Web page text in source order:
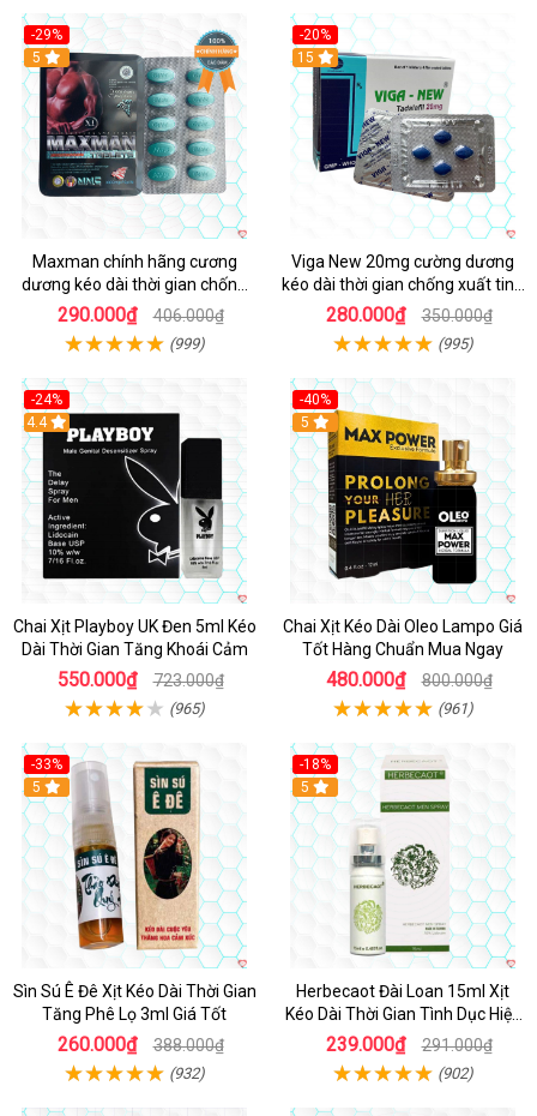
-29%
Hot
5
Maxman chính hãng cương
dương kéo dài thời gian chống
xuất tinh sớm hộp 10 viên
290.000₫ 406.000₫
(999)
-20%
15
Viga New 20mg cường dương
kéo dài thời gian chống xuất tinh
hộp 4 viên
280.000₫ 350.000₫
(995)
-24%
Hot
4.4
Chai Xịt Playboy UK Đen 5ml Kéo
Dài Thời Gian Tăng Khoái Cảm
550.000₫ 723.000₫
(965)
-40%
5
Chai Xịt Kéo Dài Oleo Lampo Giá
Tốt Hàng Chuẩn Mua Ngay
480.000₫ 800.000₫
(961)
-33%
5
Sìn Sú Ê Đê Xịt Kéo Dài Thời Gian
Tăng Phê Lọ 3ml Giá Tốt
260.000₫ 388.000₫
(932)
-18%
5
Herbecaot Đài Loan 15ml Xịt
Kéo Dài Thời Gian Tình Dục Hiệu
Quả
239.000₫ 291.000₫
(902)